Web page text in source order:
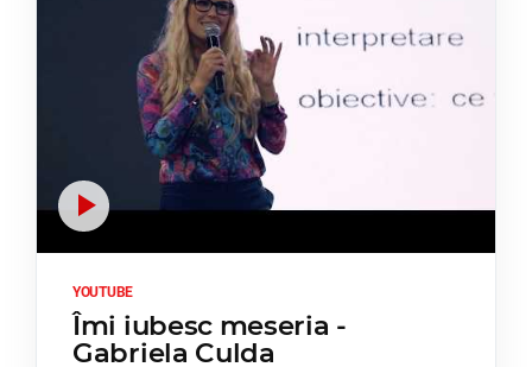
YOUTUBE
Îmi iubesc meseria -
Gabriela Culda